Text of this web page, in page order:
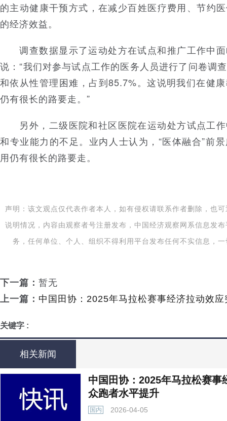
的主动健康干预方式，在减少百姓医疗费用、节约
的经济效益。
调查数据显示了运动处方在试点和推广工作中面
说：“我们对参与试点工作的医务人员进行了问卷调
和依从性管理困难，占到85.7%。这说明我们在健
仍有很长的路要走。”
另外，二级医院和社区医院在运动处方试点工作
和专业能力的不足。业内人士认为，“医体融合”前
用仍有很长的路要走。
声明：该文观点仅代表作者本人，如有侵权请联系作者删除，也
说明情况，内容由观察者号注册发布，中国经济观察网系信息发
务，任何单位、个人、组织不得利用平台发布任何不实信息，
下一篇： 暂无
上一篇： 中国田协：2025年马拉松赛事经济拉动效
关键字 :
相关新闻
中国田协：2025年马拉松赛事
众跑者水平提升
国内 2026-04-05